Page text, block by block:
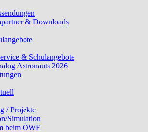
& Downloads
& Schulangebote
Astronauts 2026
/ Projekte
Simulation
beim ÖWF